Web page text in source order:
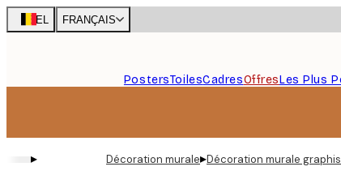
Skip
to
BEL FRANÇAIS
PostersToilesCadresOffresLes Plus
▸ Décoration murale▸Décoration murale